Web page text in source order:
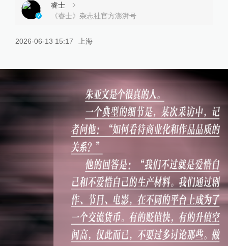
睿士
《睿士》杂志社官方澎湃号
2026-06-13 15:17 上海